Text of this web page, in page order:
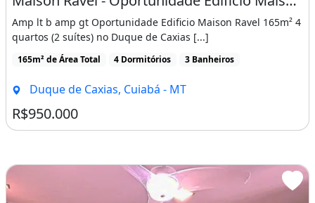
Churrasqueira a gás
Bancada planejada em mármore
Cozinha Completa
Móveis planejados
Fogão 5 bocas
Air Fryer
Máquina de gelo
Amp lt b amp gt Oportunidade Edificio Maison Ravel 165m² 4
quartos (2 suítes) no Duque de Caxias [...]
165m² de Área Total 4 Dormitórios 3 Banheiros
Duque de Caxias, Cuiabá - MT
R$950.000